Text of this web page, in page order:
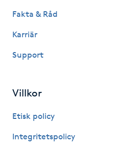
Medium
Megavolymfransar
Mesoterapi
Fakta & Råd
Karriär
Support
Villkor
Etisk policy
Integritetspolicy